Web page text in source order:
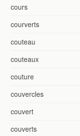
cours
courverts
couteau
couteaux
couture
couvercles
couvert
couverts